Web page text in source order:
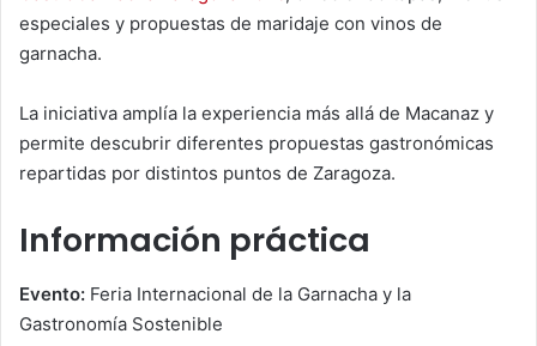
especiales y propuestas de maridaje con vinos de
garnacha.
La iniciativa amplía la experiencia más allá de Macanaz y
permite descubrir diferentes propuestas gastronómicas
repartidas por distintos puntos de Zaragoza.
Información práctica
Evento: Feria Internacional de la Garnacha y la
Gastronomía Sostenible